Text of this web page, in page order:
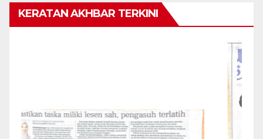
KERATAN AKHBAR TERKINI